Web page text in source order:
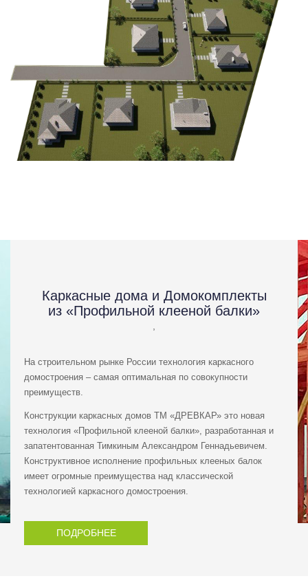
Каркасные дома и Домокомплекты
из «Профильной клееной балки»
,
На строительном рынке России технология каркасного
домостроения – самая оптимальная по совокупности
преимуществ.
Конструкции каркасных домов ТМ «ДРЕВКАР» это новая
технология «Профильной клееной балки», разработанная и
запатентованная Тимкиным Александром Геннадьевичем.
Конструктивное исполнение профильных клееных балок
имеет огромные преимущества над классической
технологией каркасного домостроения.
ПОДРОБНЕЕ